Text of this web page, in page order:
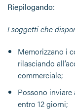
Riepilogando:
I soggetti che
Memorizzano i
rilasciando
commerciale;
Possono inviare
entro 12 giorni;